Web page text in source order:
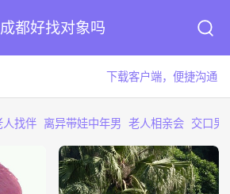
成都好找对象吗
下载客户端，便捷沟通
人找伴 离异带娃中年男 老人相亲会 交口男